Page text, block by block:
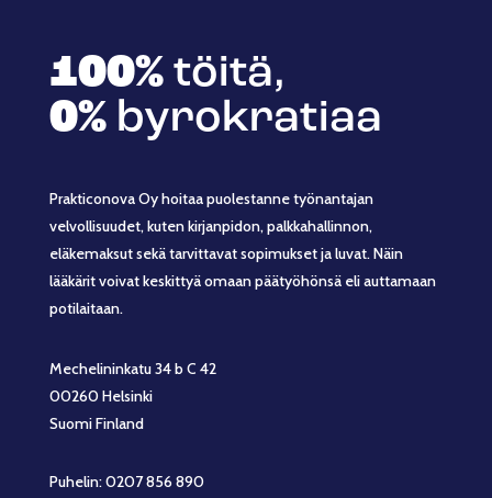
100%töitä,
0%byrokratiaa
Prakticonova Oy hoitaa puolestanne työnantajan
velvollisuudet, kuten kirjanpidon, palkkahallinnon,
eläkemaksut sekä tarvittavat sopimukset ja luvat. Näin
lääkärit voivat keskittyä omaan päätyöhönsä eli auttamaan
potilaitaan.
Mechelininkatu 34 b C 42
00260 Helsinki
Suomi Finland
Puhelin: 0207 856 890